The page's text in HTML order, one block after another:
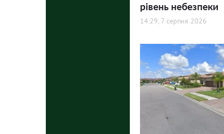
рівень небезпеки
14:29, 7 серпня 2026